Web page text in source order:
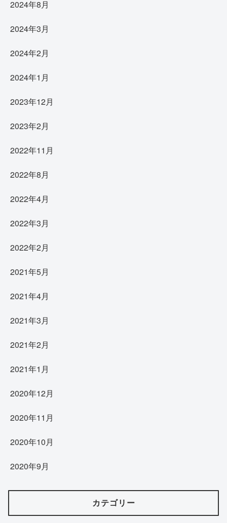
2024年8月
2024年3月
2024年2月
2024年1月
2023年12月
2023年2月
2022年11月
2022年8月
2022年4月
2022年3月
2022年2月
2021年5月
2021年4月
2021年3月
2021年2月
2021年1月
2020年12月
2020年11月
2020年10月
2020年9月
カテゴリー